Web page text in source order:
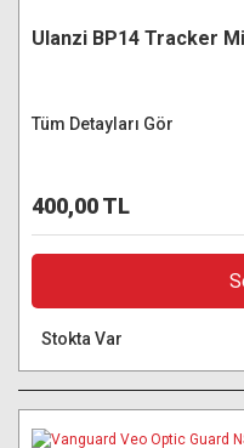
Ulanzi BP14 Tracker
Tüm Detayları Gör
400,00 TL
Stokta Var